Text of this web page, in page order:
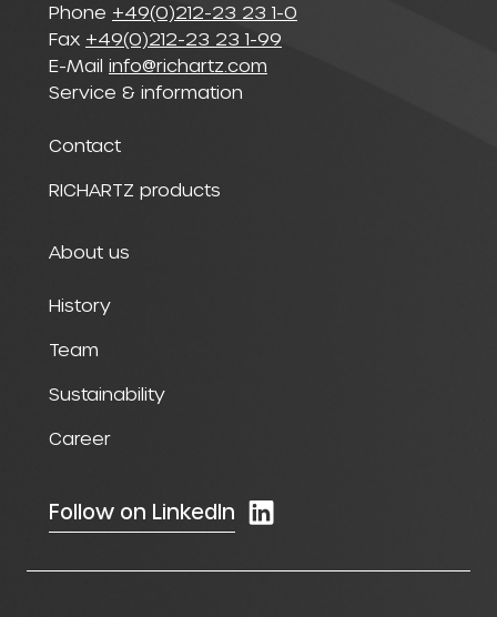
Phone +49(0)212-23 23 1-0
Fax +49(0)212-23 23 1-99
E-Mail info@richartz.com
Service & information
Contact
RICHARTZ products
About us
History
Team
Sustainability
Career
Follow on LinkedIn